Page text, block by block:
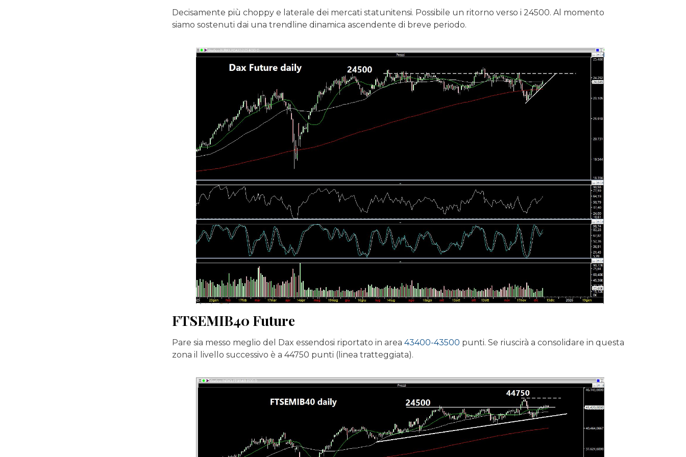
Decisamente più choppy e laterale dei mercati statunitensi. Possibile un ritorno verso i 24500. Al momento
siamo sostenuti dai una trendline dinamica ascendente di breve periodo.
FTSEMIB40 Future
Pare sia messo meglio del Dax essendosi riportato in area43400-43500 punti. Se riuscirà a consolidare in questa
zona il livello successivo è a 44750 punti (linea tratteggiata).